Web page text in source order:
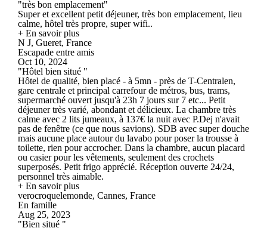
"très bon emplacement"
Super et excellent petit déjeuner, très bon emplacement, lieu
calme, hôtel très propre, super wifi..
+ En savoir plus
N J, Gueret, France
Escapade entre amis
Oct 10, 2024
"Hôtel bien situé "
Hôtel de qualité, bien placé - à 5mn - près de T-Centralen,
gare centrale et principal carrefour de métros, bus, trams,
supermarché ouvert jusqu'à 23h 7 jours sur 7 etc... Petit
déjeuner très varié, abondant et délicieux. La chambre très
calme avec 2 lits jumeaux, à 137€ la nuit avec P.Dej n'avait
pas de fenêtre (ce que nous savions). SDB avec super douche
mais aucune place autour du lavabo pour poser la trousse à
toilette, rien pour accrocher. Dans la chambre, aucun placard
ou casier pour les vêtements, seulement des crochets
superposés. Petit frigo apprécié. Réception ouverte 24/24,
personnel très aimable.
+ En savoir plus
verocroquelemonde, Cannes, France
En famille
Aug 25, 2023
"Bien situé "